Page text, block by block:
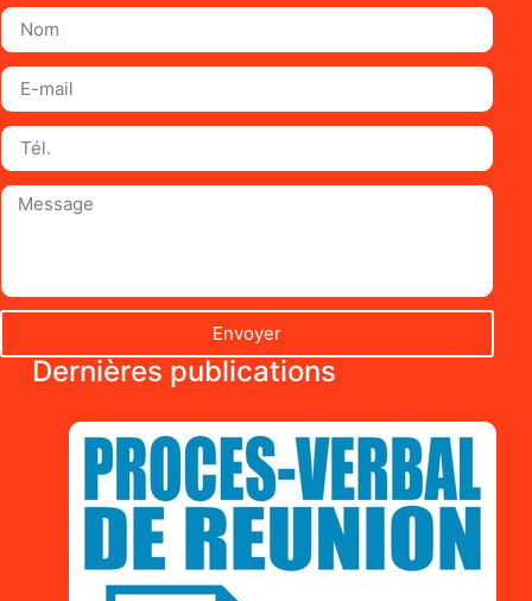
Envoyer
Dernières publications